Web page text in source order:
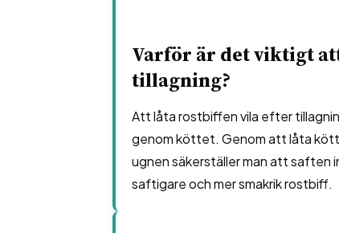
Varför är det viktigt
tillagning?
Att låta rostbiffen vila efter
genom köttet. Genom att låta
ugnen säkerställer man att saften
saftigare och mer smakrik rostbiff.